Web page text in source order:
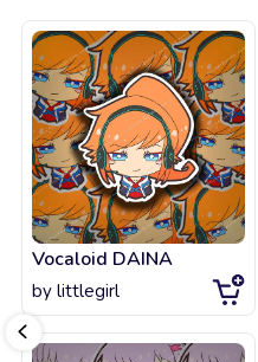
Vocaloid DAINA
by littlegirl